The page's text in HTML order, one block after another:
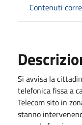
Contenuti
Si avvisa la
telefonica fissa a
Telecom sito in
stanno